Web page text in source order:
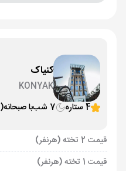
کنیاک
KONYAK
4 ستاره
7 شب با صبحانه(BB)
قیمت 2 تخته (هرنفر)
قیمت 1 تخته (هرنفر)